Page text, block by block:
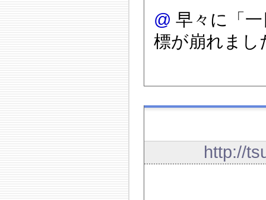
@ 早々に「
標が崩れまし
http://